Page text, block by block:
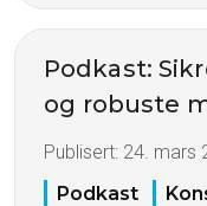
Podkast:
og robuste
Publisert: 24. mars
Podkast